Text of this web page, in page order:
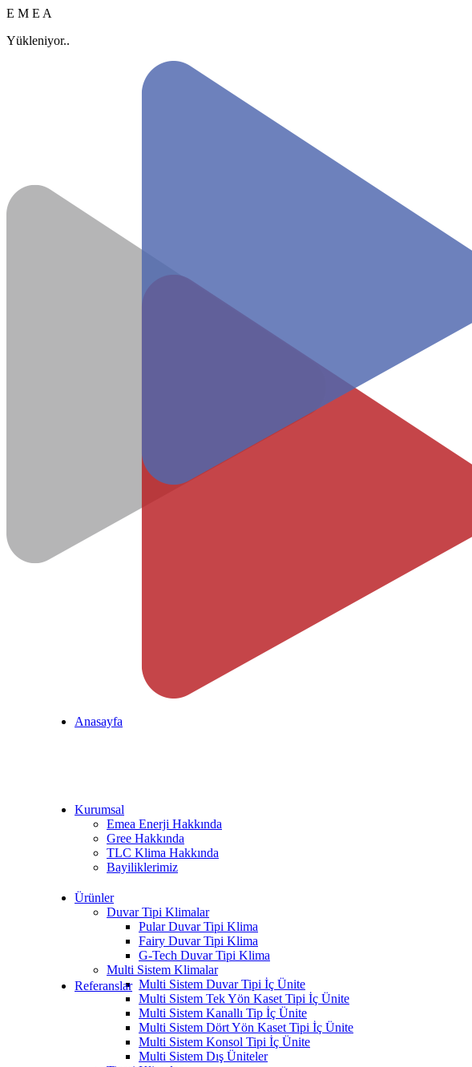
E M E A
Yükleniyor..
Anasayfa
Kurumsal
Emea Enerji Hakkında
Gree Hakkında
TLC Klima Hakkında
Bayiliklerimiz
Ürünler
Duvar Tipi Klimalar
Pular Duvar Tipi Klima
Fairy Duvar Tipi Klima
G-Tech Duvar Tipi Klima
Multi Sistem Klimalar
Multi Sistem Duvar Tipi İç Ünite
Multi Sistem Tek Yön Kaset Tipi İç Ünite
Multi Sistem Kanallı Tip İç Ünite
Multi Sistem Dört Yön Kaset Tipi İç Ünite
Multi Sistem Konsol Tipi İç Ünite
Multi Sistem Dış Üniteler
Referanslar